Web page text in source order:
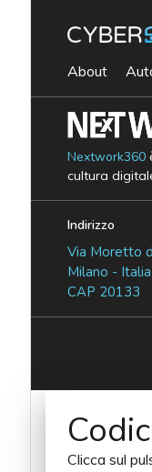
About
Nextwork360
cultura
Indirizzo
Via Moretto
Milano - Italia
CAP 20133
Clicca sul